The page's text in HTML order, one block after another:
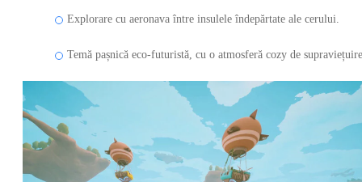
Explorare cu aeronava între insulele îndepărtate ale cerului.
Temă pașnică eco-futuristă, cu o atmosferă cozy de